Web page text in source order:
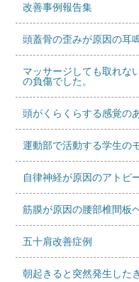
改善事例報告集
頭蓋骨の歪みが原因の耳
マッサージしても取れな
の負傷でした。
頭がくらくらする感覚の
運動部で活動する学生の
自律神経が原因のアトピ
筋膜が原因の腰部椎間板
五十肩改善症例
朝起きると突然発生した